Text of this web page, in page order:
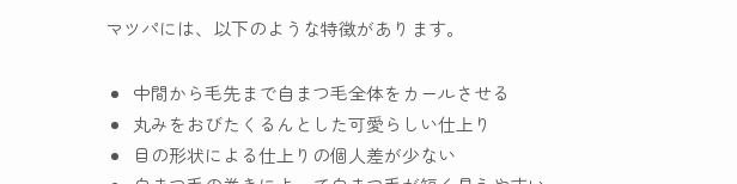
マツパには、以下のような特徴があります。
中間から毛先まで自まつ毛全体をカールさせる
丸みをおびたくるんとした可愛らしい仕上り
目の形状による仕上りの個人差が少ない